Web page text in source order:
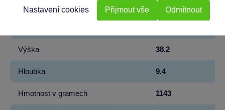
Počet dílků 958
Výška 38.2
Hloubka 9.4
Hmotnost v gramech 1143
Odmítnout
Nastavení cookies Přijmout vše